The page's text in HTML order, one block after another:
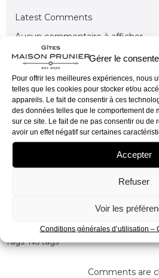
Gérer le
Pour offrir les meilleures expériences, nous
telles que les cookies pour stocker et/ou
appareils. Le fait de consentir à ces
des données telles que le comportement de
sur ce site. Le fait de ne pas consentir ou de
avoir un effet négatif sur certaines
Accepter
Refuser
Voir les
Conditions générales d’utilisation –
Latest Comments
Aucun commentaire à afficher.
No category
Tags: No tags
Comments are